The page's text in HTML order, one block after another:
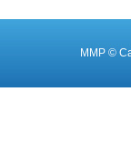
ММР ©